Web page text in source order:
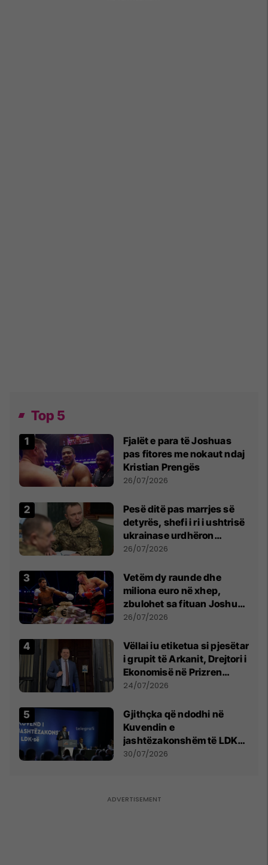
Top 5
Fjalët e para të Joshuas
pas fitores me nokaut ndaj
Kristian Prengës
26/07/2026
Pesë ditë pas marrjes së
detyrës, shefi i ri i ushtrisë
ukrainase urdhëron
kontroll të madh
26/07/2026
Vetëm dy raunde dhe
miliona euro në xhep,
zbulohet sa fituan Joshua
e Prenga
26/07/2026
Vëllai iu etiketua si pjesëtar
i grupit të Arkanit, Drejtori i
Ekonomisë në Prizren
mohon pretendimet
24/07/2026
Gjithçka që ndodhi në
Kuvendin e
jashtëzakonshëm të LDK-
së
30/07/2026